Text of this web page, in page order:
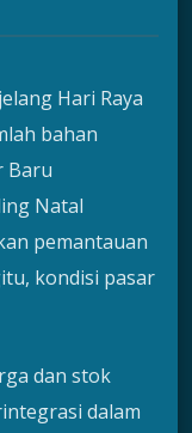
Hari Raya
bahan
Baru
Natal
pemantauan
kondisi pasar
dan stok
dalam